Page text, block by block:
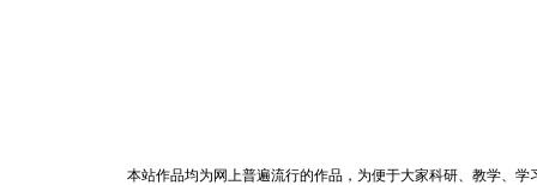
本站作品均为网上普遍流行的作品，为便于大家科研、教学、